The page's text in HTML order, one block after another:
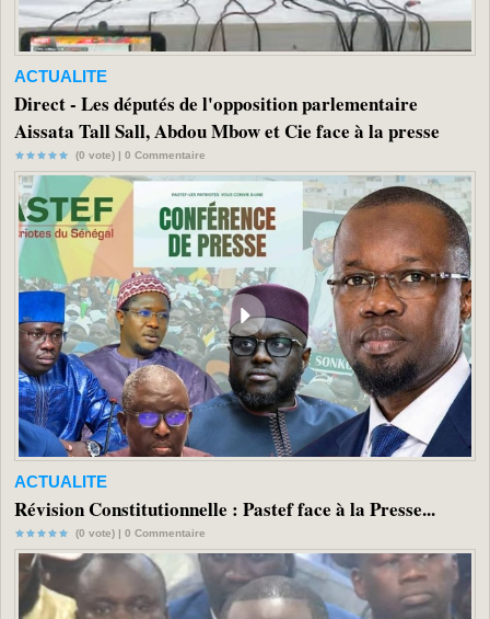
ACTUALITE
Direct - Les députés de l'opposition parlementaire
Aissata Tall Sall, Abdou Mbow et Cie face à la presse
(0 vote) | 0 Commentaire
ACTUALITE
Révision Constitutionnelle : Pastef face à la Presse...
(0 vote) | 0 Commentaire